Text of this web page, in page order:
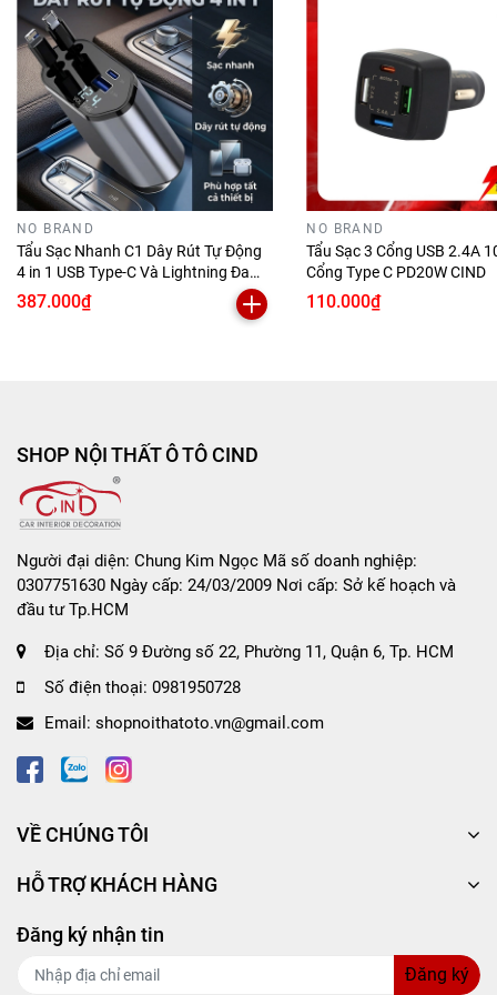
đầu ra được chỉ định.
SHOP NỘI THẤT Ô TÔ CIND - địa chỉ cung cấp sản phẩm
chất lượng giá tốt cho khách hàng trên toàn quốc
HOTLINE-0981.950.728
Mọi chi tiết xin liên hệ:
SHOP NỘI THẤT Ô TÔ CIND
Địa chỉ:Số 9, đường số 22, Khu Bình Phú, Phường 11,
Quận 6, Tp.HCM
NO BRAND
Tẩu Sạc Nhanh C1 Dây Rút Tự Động
4 in 1 USB Type-C Và Lightning Đa
Năng Vỏ Hợp Kim Cao Cấp
387.000₫
NO BRAND
Tẩu Sạc 3 Cổng USB 2.4A
Cổng Type C PD20W CIND
110.000₫
SHOP NỘI THẤT Ô TÔ CIND
Người đại diện: Chung Kim Ngọc Mã số doanh nghiệp:
0307751630 Ngày cấp: 24/03/2009 Nơi cấp: Sở kế hoạch và
đầu tư Tp.HCM
Địa chỉ: Số 9 Đường số 22, Phường 11, Quận 6, Tp. HCM
Số điện thoại: 0981950728
Email: shopnoithatoto.vn@gmail.com
VỀ CHÚNG TÔI
HỖ TRỢ KHÁCH HÀNG
Đăng ký nhận tin
Đăng ký